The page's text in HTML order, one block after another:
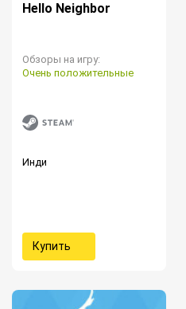
Hello Neighbor
Обзоры на игру:
Очень положительные
Инди
Купить